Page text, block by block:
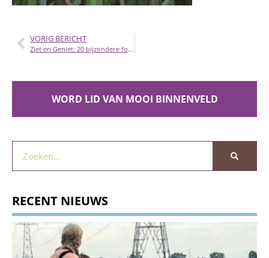
VORIG BERICHT
Ziet en Geniet: 20 bijzondere foto’s van vogels in de Binnenveldse Hooilanden
WORD LID VAN MOOI BINNENVELD
RECENT NIEUWS